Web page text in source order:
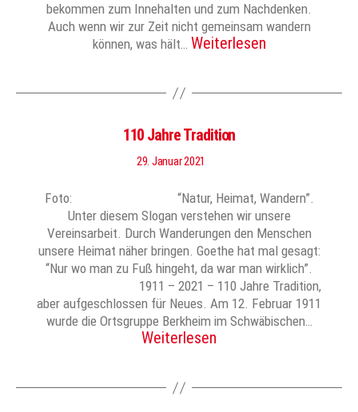
bekommen zum Innehalten und zum Nachdenken.
Auch wenn wir zur Zeit nicht gemeinsam wandern
können, was hält… Weiterlesen
110 Jahre Tradition
29. Januar 2021
Foto: “Natur, Heimat, Wandern”.
Unter diesem Slogan verstehen wir unsere
Vereinsarbeit. Durch Wanderungen den Menschen
unsere Heimat näher bringen. Goethe hat mal gesagt:
“Nur wo man zu Fuß hingeht, da war man wirklich”.
1911 – 2021 – 110 Jahre Tradition,
aber aufgeschlossen für Neues. Am 12. Februar 1911
wurde die Ortsgruppe Berkheim im Schwäbischen…
Weiterlesen